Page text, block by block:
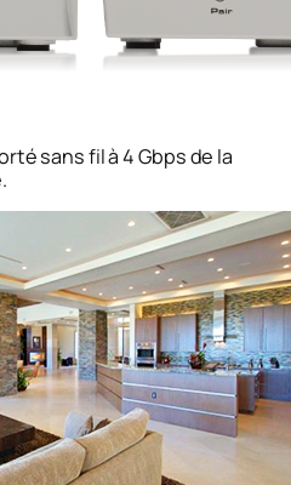
sans fil à 4 Gbps de la